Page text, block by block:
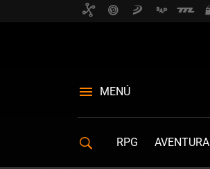
MENÚ
RPG AVENTURA